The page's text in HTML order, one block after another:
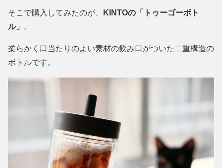
そこで購入してみたのが、
KINTOの「トゥーゴーボト
ル」
。
柔らかく口当たりのよい素材の飲み口がついた二重構造の
ボトルです。